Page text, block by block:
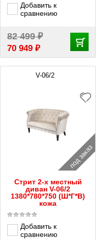
Добавить к
сравнению
82 499₽
70 949 ₽
V-06/2
под заказ
Стрит 2-х местный
диван V-06/2
1380*780*750 (Ш*Г*В)
кожа
Добавить к
сравнению